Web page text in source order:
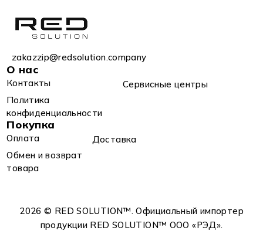
zakazzip@redsolution.company
О нас
Контакты
Сервисные центры
Политика
конфиденциальности
Покупка
Оплата
Доставка
Обмен и возврат
товара
2026 © RED SOLUTION™. Официальный импортер
продукции RED SOLUTION™ OOO «РЭД».